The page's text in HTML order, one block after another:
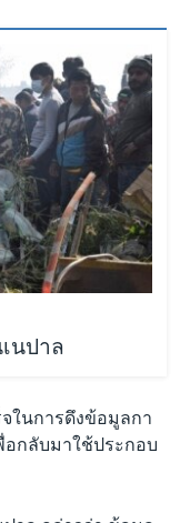
นปาล
ในการดึงข้อมูลกา
อกลับมาใช้ประกอบ